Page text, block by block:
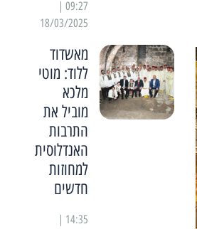
18/03/2025
מאשדוד
ללוד: מוטי
מלכא
מוביל את
התרבות
האנדלוסית
למחוזות
חדשים